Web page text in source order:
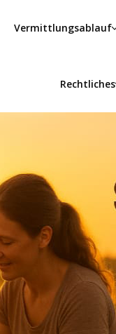
Vermittlungsablauf
Rechtliches